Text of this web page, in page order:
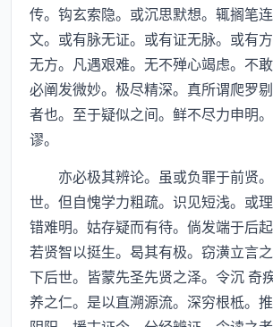
传。钩玄索隐。或沉思默想。辄搁笔
文。或有脉无证。或有证无脉。或有
无方。凡遇艰难。无不殚心竭虑。不
必阐发微妙。极尽精深。真所谓爬罗
者也。至于疑似之间。鲜不尽力申明
谬。
亦必极其辨论。虽或负罪于前贤
世。但自愧学力粗疏。识见短浅。或
错难明。姑存疑而有待。倘发端于后起
若贤智以挺生。曷其有极。窃潢立言
下后世。皆蒙先圣先贤之泽。令沉 奇
养之仁。是以直溯源流。深穷根柢。